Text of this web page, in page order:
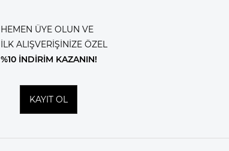
HEMEN ÜYE OLUN VE
İLK ALIŞVERİŞİNİZE ÖZEL
%10 İNDİRİM KAZANIN!
KAYIT OL